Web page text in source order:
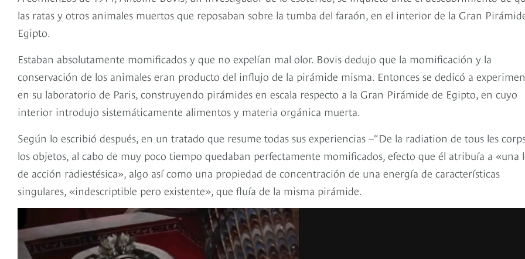
las ratas y otros animales muertos que reposaban sobre la tumba del faraón, en el interior de la Gran
Egipto.
Estaban absolutamente momificados y que no expelían mal olor. Bovis dedujo que la momificación y la
conservación de los animales eran producto del influjo de la pirámide misma. Entonces se dedicó a
en su laboratorio de Paris, construyendo pirámides en escala respecto a la Gran Pirámide de Egipto, en cuyo
interior introdujo sistemáticamente alimentos y materia orgánica muerta.
Según lo escribió después, en un tratado que resume todas sus experiencias –“De la radiation de tous les
los objetos, al cabo de muy poco tiempo quedaban perfectamente momificados, efecto que él atribuía a «una
de acción radiestésica», algo así como una propiedad de concentración de una energía de características
singulares, «indescriptible pero existente», que fluía de la misma pirámide.